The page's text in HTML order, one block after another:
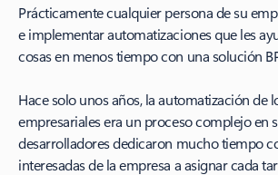
Prácticamente cualquier persona de su
e implementar automatizaciones que les
cosas en menos tiempo con una solución
Hace solo unos años, la automatización de
empresariales era un proceso complejo en
desarrolladores dedicaron mucho tiempo
interesadas de la empresa a asignar cada